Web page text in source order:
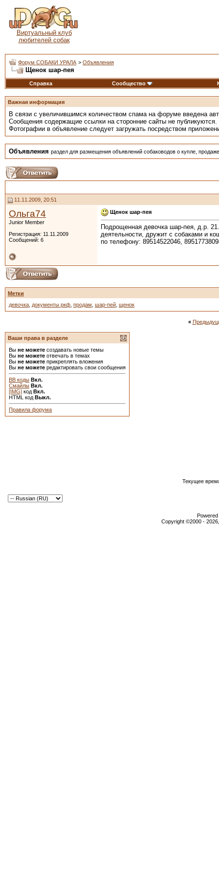
Виртуальный клуб
любителей собак
Форум СОБАКИ УРАЛА > Объявления
Щенок шар-пея
Справка Сообщество
Важная информация
В связи с увеличившимся количеством спама на форуме введена
Сообщения содержащие ссылки на сторонние сайты не публикуются.
Фотографии в объявление следует загружать посредством
Объявления раздел для размещения объявлений собаководов о купле,
11.11.2009, 20:51
Ольга74
Junior Member
Регистрация: 11.11.2009
Сообщений: 6
Щенок шар-пея
Подрощенная девочка шар-пея, д.р.
деятельности, дружит с собаками и
по телефону: 89514522046,
Метки
девочка документы ркф продам шар-пей щенок
«
Ваши права в разделе
Вы не можете создавать новые темы
Вы не можете отвечать в темах
Вы не можете прикреплять вложения
Вы не можете редактировать свои сообщения
BB коды Вкл.
Смайлы Вкл.
[IMG] код Вкл.
HTML код Выкл.
Правила форума
Текущее
Copyright ©2000 -